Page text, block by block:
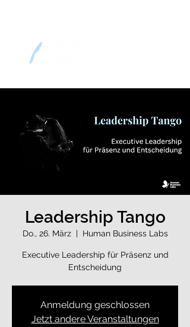
Leadership Tango
Do., 26. März
  |
Human Business Labs
Executive Leadership für Präsenz und
Entscheidung
Anmeldung geschlossen
Jetzt andere Veranstaltungen